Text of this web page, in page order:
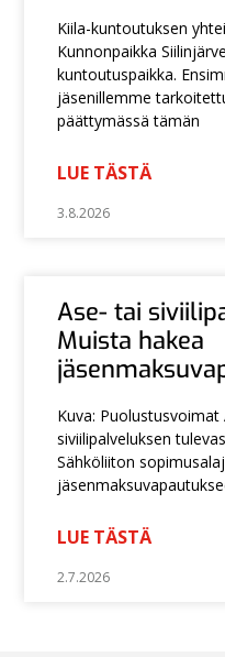
Kiila-kuntoutuksen
Kunnonpaikka
kuntoutuspaikka.
jäsenillemme
päättymässä tämän
LUE TÄSTÄ
3.8.2026
Ase- tai
Muista hakea
Kuva:
siviilipalveluksen
Sähköliiton
LUE TÄSTÄ
2.7.2026